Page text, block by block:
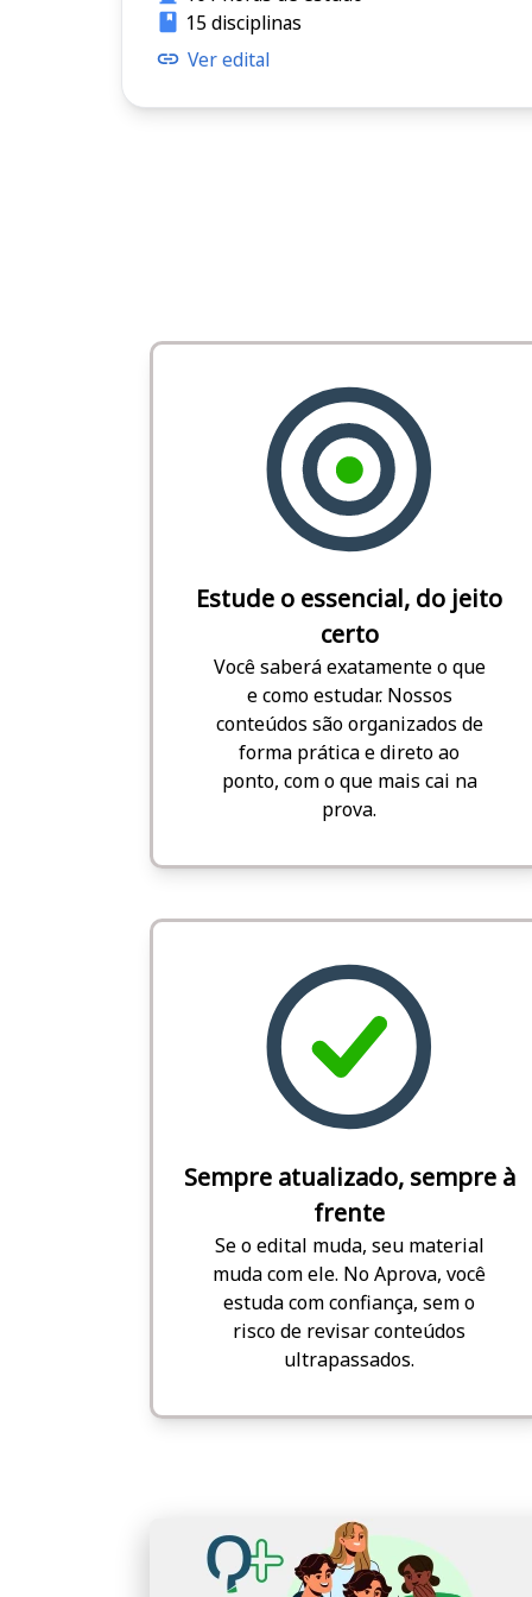
15 disciplinas
Ver edital
Estude o essencial, do jeito
certo
Você saberá exatamente o que
e como estudar. Nossos
conteúdos são organizados de
forma prática e direto ao
ponto, com o que mais cai na
prova.
Sempre atualizado, sempre à
frente
Se o edital muda, seu material
muda com ele. No Aprova, você
estuda com confiança, sem o
risco de revisar conteúdos
ultrapassados.